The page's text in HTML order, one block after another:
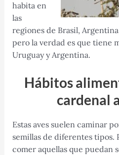
habita en
las
regiones de Brasil,
pero la verdad es que tiene
Uruguay y Argentina.
Hábitos
cardenal
Estas aves suelen caminar
semillas de diferentes tipos.
comer aquellas que puedan